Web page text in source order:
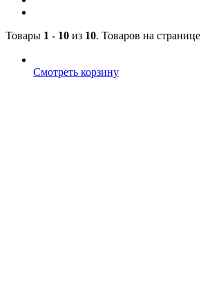
Товары 1 - 10 из 10. Товаров на странице
Смотреть корзину